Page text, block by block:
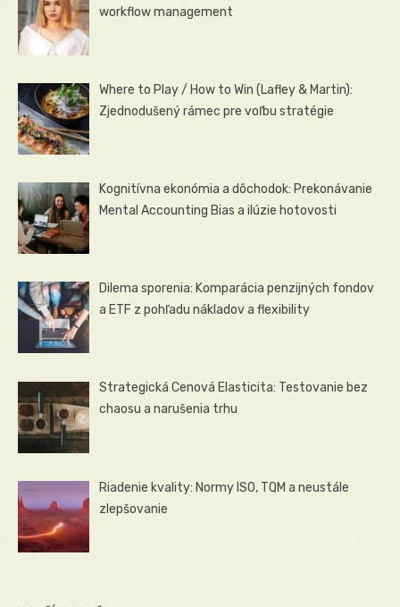
workflow management
Where to Play / How to Win (Lafley & Martin):
Zjednodušený rámec pre voľbu stratégie
Kognitívna ekonómia a dôchodok: Prekonávanie
Mental Accounting Bias a ilúzie hotovosti
Dilema sporenia: Komparácia penzijných fondov
a ETF z pohľadu nákladov a flexibility
Strategická Cenová Elasticita: Testovanie bez
chaosu a narušenia trhu
Riadenie kvality: Normy ISO, TQM a neustále
zlepšovanie